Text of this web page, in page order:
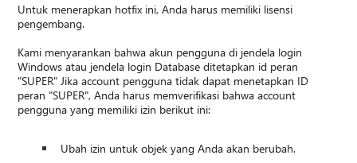
Untuk menerapkan hotfix ini, Anda harus memiliki lisensi
pengembang.
Kami menyarankan bahwa akun pengguna di jendela login
Windows atau jendela login Database ditetapkan id peran
"SUPER" Jika account pengguna tidak dapat menetapkan ID
peran "SUPER", Anda harus memverifikasi bahwa account
pengguna yang memiliki izin berikut ini:
Ubah izin untuk objek yang Anda akan berubah.